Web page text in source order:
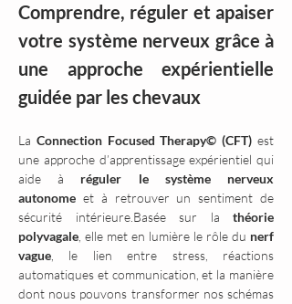
Comprendre, réguler et apaiser
votre système nerveux grâce à
une approche expérientielle
guidée par les chevaux
La Connection Focused Therapy© (CFT) est
une approche d’apprentissage expérientiel qui
aide à réguler le système nerveux
autonome et à retrouver un sentiment de
sécurité intérieure.Basée sur la théorie
polyvagale , elle met en lumière le rôle du nerf
vague , le lien entre stress, réactions
automatiques et communication, et la manière
dont nous pouvons transformer nos schémas